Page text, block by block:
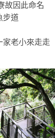
故因此命名
步道
家老小來走走